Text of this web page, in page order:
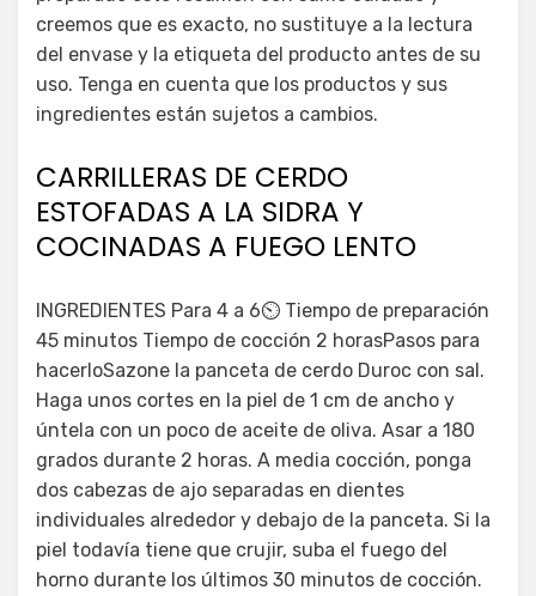
creemos que es exacto, no sustituye a la lectura
del envase y la etiqueta del producto antes de su
uso. Tenga en cuenta que los productos y sus
ingredientes están sujetos a cambios.
CARRILLERAS DE CERDO
ESTOFADAS A LA SIDRA Y
COCINADAS A FUEGO LENTO
INGREDIENTES Para 4 a 6⏲ Tiempo de preparación
45 minutos Tiempo de cocción 2 horasPasos para
hacerloSazone la panceta de cerdo Duroc con sal.
Haga unos cortes en la piel de 1 cm de ancho y
úntela con un poco de aceite de oliva. Asar a 180
grados durante 2 horas. A media cocción, ponga
dos cabezas de ajo separadas en dientes
individuales alrededor y debajo de la panceta. Si la
piel todavía tiene que crujir, suba el fuego del
horno durante los últimos 30 minutos de cocción.